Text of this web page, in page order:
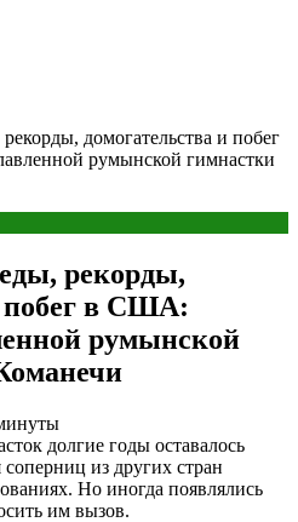
домогательства и побег
румынской гимнастки
рекорды,
побег в США:
румынской
долгие годы оставалось
из других стран
Но иногда появлялись
им вызов.